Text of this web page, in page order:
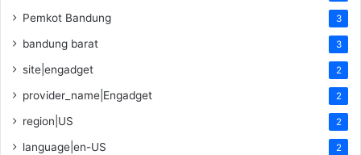
Pemkot Bandung 3
bandung barat 3
site|engadget 2
provider_name|Engadget 2
region|US 2
language|en-US 2